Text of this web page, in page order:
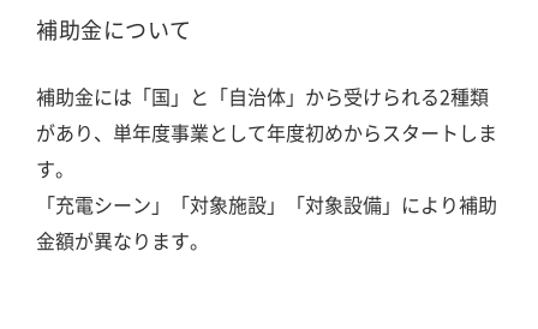
補助金について
補助金には「国」と「自治体」から受けられる2種類
があり、単年度事業として年度初めからスタートしま
す。
「充電シーン」「対象施設」「対象設備」により補助
金額が異なります。